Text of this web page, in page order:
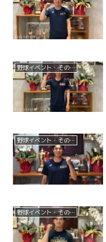
野球イベント・その他
野球イベント・その他
野球イベント・その他